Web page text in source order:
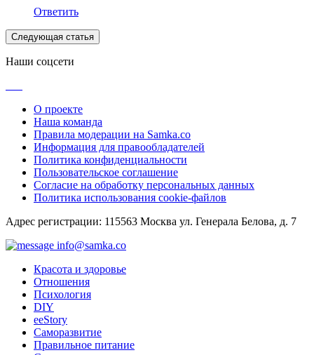
Ответить
Следующая статья
Наши соцсети
О проекте
Наша команда
Правила модерации на Samka.co
Информация для правообладателей
Политика конфиденциальности
Пользовательское соглашение
Согласие на обработку персональных данных
Политика использования cookie-файлов
Адрес регистрации: 115563 Москва ул. Генерала Белова, д. 7
info@samka.co
Красота и здоровье
Отношения
Психология
DIY
ееStory
Саморазвитие
Правильное питание